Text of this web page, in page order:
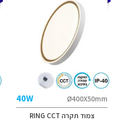
Ø400X50mm
40W
צמוד תקרה RING CCT